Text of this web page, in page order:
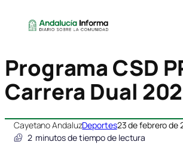
Programa CSD
Carrera Dual
Cayetano AndaluzDeportes23 de febrero de
2 minutos de tiempo de lectura